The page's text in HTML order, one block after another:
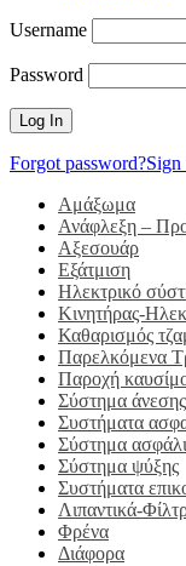
Username
Password
Forgot password?Sign
Αμάξωμα
Ανάφλεξη –
Αξεσουάρ
Εξάτμιση
Ηλεκτρικό
Κινητήρας-
Καθαρισμός
Παρελκόμενα
Παροχή
Σύστημα άνεσης
Συστήματα
Σύστημα
Σύστημα ψύξης
Συστήματα
Λιπαντικά-
Φρένα
Διάφορα